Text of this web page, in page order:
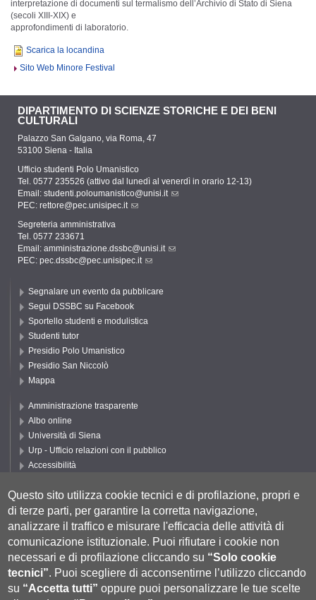
interpretazione di documenti sul termalismo dell’Archivio di Stato di Siena
(secoli XIII-XIX) e
approfondimenti di laboratorio.
Scarica la locandina
Sito Web Minore Festival
DIPARTIMENTO DI SCIENZE STORICHE E DEI BENI
CULTURALI
Palazzo San Galgano, via Roma, 47
53100 Siena - Italia
Ufficio studenti Polo Umanistico
Tel. 0577 235526 (attivo dal lunedì al venerdì in orario 12-13)
Email: studenti.poloumanistico@unisi.it
PEC: rettore@pec.unisipec.it
Segreteria amministrativa
Tel. 0577 233671
Email: amministrazione.dssbc@unisi.it
PEC: pec.dssbc@pec.unisipec.it
Segnalare un evento da pubblicare
Segui DSSBC su Facebook
Sportello studenti e modulistica
Studenti tutor
Presidio Polo Umanistico
Presidio San Niccolò
Mappa
Amministrazione trasparente
Albo online
Università di Siena
Urp - Ufficio relazioni con il pubblico
Accessibilità
Cookie settings
Segui UNISI
Questo sito utilizza cookie tecnici e di profilazione, propri e
di terze parti, per garantire la corretta navigazione,
analizzare il traffico e misurare l'efficacia delle attività di
comunicazione istituzionale. Puoi rifiutare i cookie non
necessari e di profilazione cliccando su “Solo cookie
tecnici”. Puoi scegliere di acconsentirne l’utilizzo cliccando
su “Accetta tutti” oppure puoi personalizzare le tue scelte